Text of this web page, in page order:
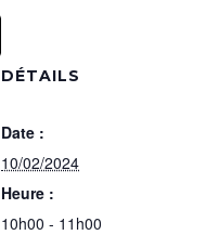
DÉTAILS
Date :
10/02/2024
Heure :
10h00 - 11h00